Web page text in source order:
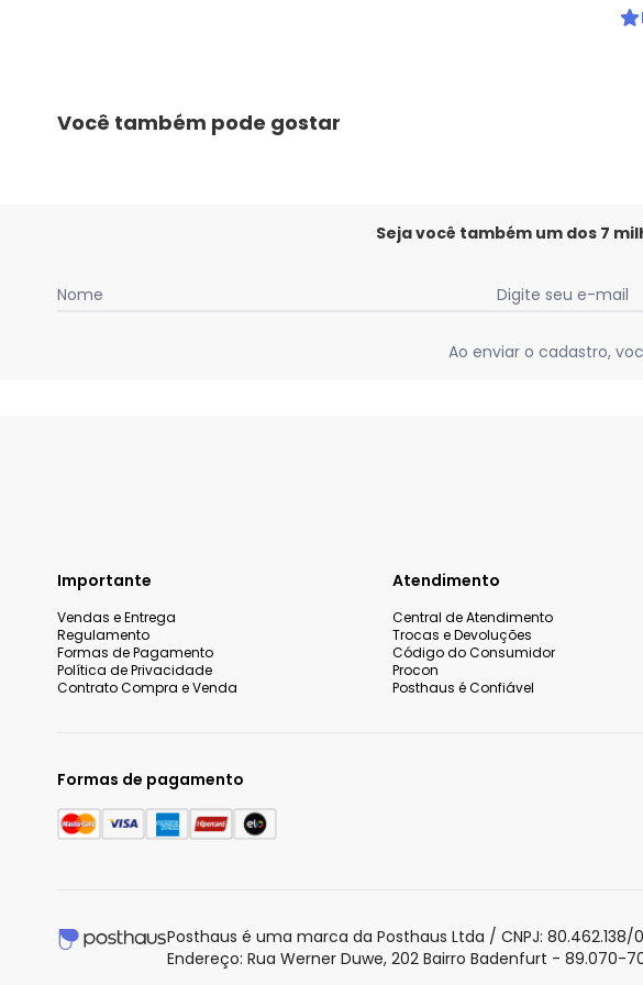
Você também pode gostar
Seja você também um dos 7
Nome Digite seu e-mail
Ao enviar o cadastro,
Importante
Vendas e Entrega
Regulamento
Formas de Pagamento
Política de Privacidade
Contrato Compra e Venda
Atendimento
Central de Atendimento
Trocas e Devoluções
Código do Consumidor
Procon
Posthaus é Confiável
Formas de pagamento
Posthaus é uma marca da Posthaus Ltda / CNPJ: 80.462.138/
Endereço: Rua Werner Duwe, 202 Bairro Badenfurt - 89.070-
saber mais.